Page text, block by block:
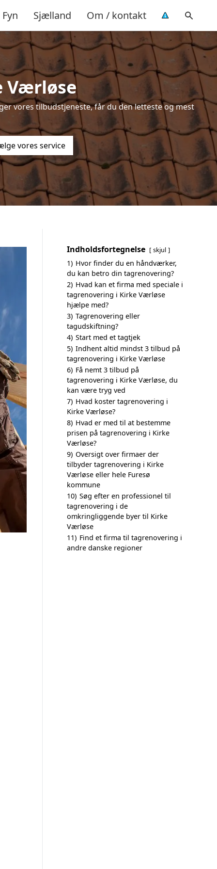
Fyn Sjælland Om / kontakt
Værløse
vores tilbudstjeneste, får du den letteste og mest
vores service
Indholdsfortegnelse skjul
1) Hvor finder du en håndværker,
du kan betro din tagrenovering?
2) Hvad kan et firma med speciale i
tagrenovering i Kirke Værløse
hjælpe med?
3) Tagrenovering eller
tagudskiftning?
4) Start med et tagtjek
5) Indhent altid mindst 3 tilbud på
tagrenovering i Kirke Værløse
6) Få nemt 3 tilbud på
tagrenovering i Kirke Værløse, du
kan være tryg ved
7) Hvad koster tagrenovering i
Kirke Værløse?
8) Hvad er med til at bestemme
prisen på tagrenovering i Kirke
Værløse?
9) Oversigt over firmaer der
tilbyder tagrenovering i Kirke
Værløse eller hele Furesø
kommune
10) Søg efter en professionel til
tagrenovering i de
omkringliggende byer til Kirke
Værløse
11) Find et firma til tagrenovering i
andre danske regioner